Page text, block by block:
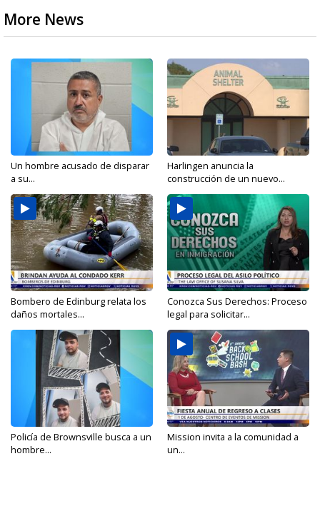
More News
Un hombre acusado de disparar
a su...
Harlingen anuncia la
construcción de un nuevo...
Bombero de Edinburg relata los
daños mortales...
Conozca Sus Derechos: Proceso
legal para solicitar...
Policía de Brownsville busca a un
hombre...
Mission invita a la comunidad a
un...